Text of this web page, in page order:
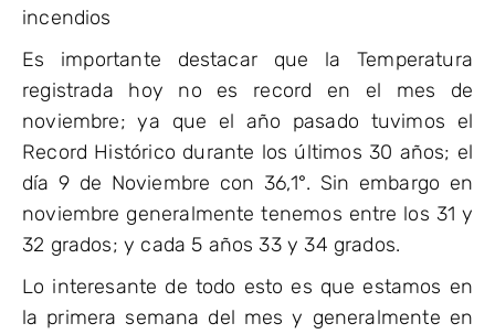
incendios
Es importante destacar que la Temperatura
registrada hoy no es record en el mes de
noviembre; ya que el año pasado tuvimos el
Record Histórico durante los últimos 30 años; el
día 9 de Noviembre con 36,1°. Sin embargo en
noviembre generalmente tenemos entre los 31 y
32 grados; y cada 5 años 33 y 34 grados.
Lo interesante de todo esto es que estamos en
la primera semana del mes y generalmente en